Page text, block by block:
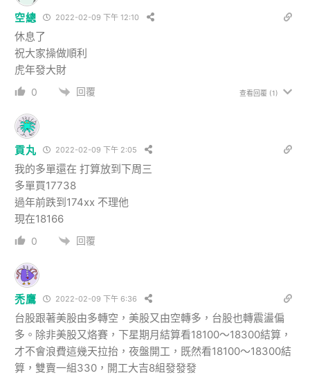
空總 2022-02-09 下午 12:10
休息了
祝大家操做順利
虎年發大財
0 回覆 查看回覆 (1)
貢丸 2022-02-09 下午 2:05
我的多單還在 打算放到下周三
多單買17738
過年前跌到174xx 不理他
現在18166
0 回覆
禿鷹 2022-02-09 下午 6:36
台股跟著美股由多轉空，美股又由空轉多，台股也轉震盪偏
多。除非美股又烙賽，下星期月結算看18100～18300結算，
才不會浪費這幾天拉抬，夜盤開工，既然看18100～18300結
算，雙賣一組330，開工大吉8組發發發